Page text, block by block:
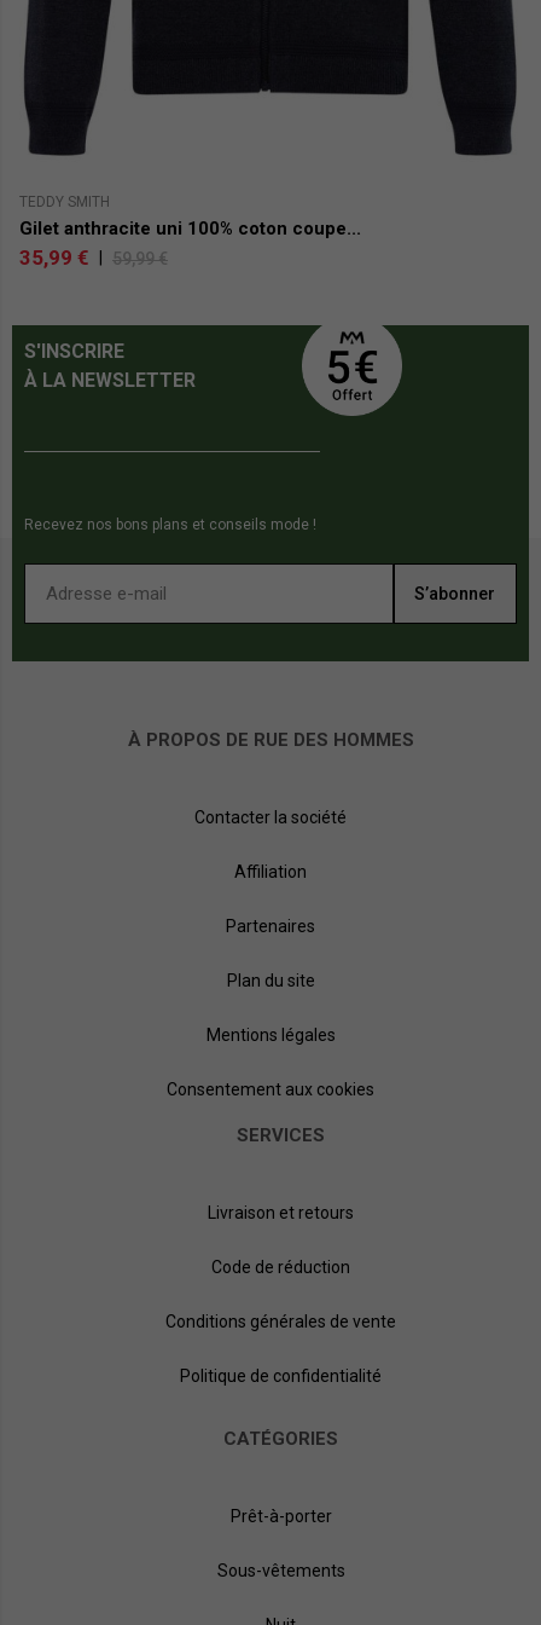
TEDDY SMITH
Gilet anthracite uni 100% coton coupe...
35,99 € 59,99 €
S'INSCRIRE
À LA NEWSLETTER
Recevez nos bons plans et conseils mode !
S’abonner
À PROPOS DE RUE DES HOMMES
Contacter la société
Affiliation
Partenaires
Plan du site
Mentions légales
Consentement aux cookies
SERVICES
Livraison et retours
Code de réduction
Conditions générales de vente
Politique de confidentialité
CATÉGORIES
Prêt-à-porter
Sous-vêtements